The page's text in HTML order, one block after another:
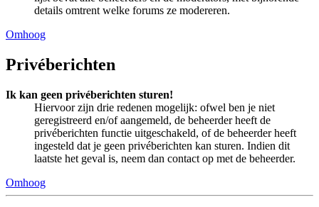
details omtrent welke forums ze modereren.
Omhoog
Privéberichten
Ik kan geen privéberichten sturen!
Hiervoor zijn drie redenen mogelijk: ofwel ben je niet
geregistreerd en/of aangemeld, de beheerder heeft de
privéberichten functie uitgeschakeld, of de beheerder heeft
ingesteld dat je geen privéberichten kan sturen. Indien dit
laatste het geval is, neem dan contact op met de beheerder.
Omhoog